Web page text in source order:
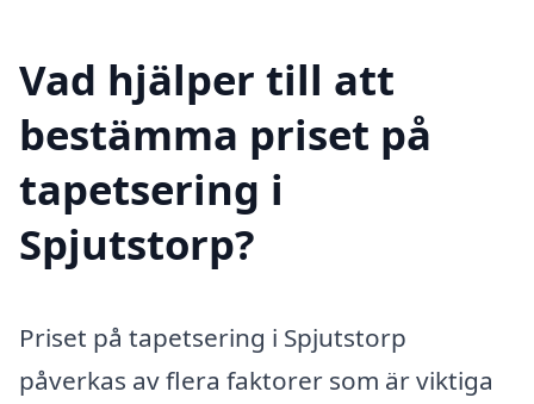
Vad hjälper till att
bestämma priset på
tapetsering i
Spjutstorp?
Priset på tapetsering i Spjutstorp
påverkas av flera faktorer som är viktiga